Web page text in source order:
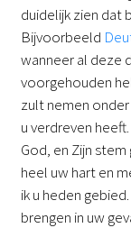
duidelijk zien dat
Bijvoorbeeld
wanneer al deze
voorgehouden
zult nemen
u verdreven
God, en Zijn
heel uw hart en
ik u heden
brengen in uw